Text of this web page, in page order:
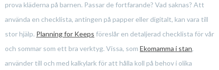
prova kläderna på barnen. Passar de fortfarande? Vad saknas? Att
använda en checklista, antingen på papper eller digitalt, kan vara till
stor hjälp. Planning for Keeps föreslår en detaljerad checklista för vår
och sommar som ett bra verktyg. Vissa, som Ekomamma i stan,
använder till och med kalkylark för att hålla koll på behov i olika